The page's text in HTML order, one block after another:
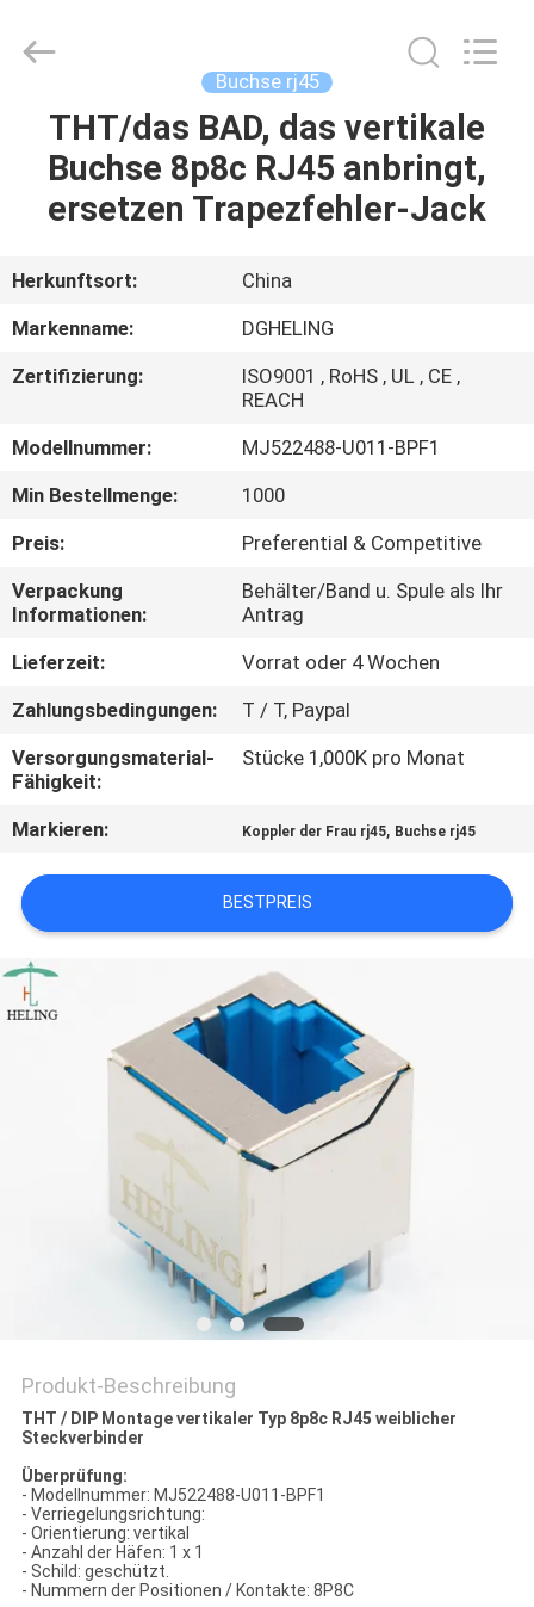
HAUS
PRODUKTE
ÜBER
UNS
FABRIK-
AUSFLUG
QUALITÄTSKONTROLLE
TRETEN
SIE
MIT
UNS
IN
VERBINDUNG
FORDERN
SIE
EIN
ZITAT
SITEMAP
Rights
Reserved.
Buchse rj45
THT/das BAD, das vertikale
Buchse 8p8c RJ45 anbringt,
ersetzen Trapezfehler-Jack
Herkunftsort:
China
Markenname:
DGHELING
Zertifizierung:
ISO9001 , RoHS , UL , CE ,
REACH
Modellnummer:
MJ522488-U011-BPF1
Min Bestellmenge:
1000
Preis:
Preferential & Competitive
Verpackung
Informationen:
Behälter/Band u. Spule als Ihr
Antrag
Lieferzeit:
Vorrat oder 4 Wochen
Zahlungsbedingungen:
T / T, Paypal
Versorgungsmaterial-
Fähigkeit:
Stücke 1,000K pro Monat
Markieren: Koppler der Frau rj45, Buchse rj45
BESTPREIS
Produkt-Beschreibung
THT / DIP Montage vertikaler Typ 8p8c RJ45 weiblicher
Steckverbinder
Überprüfung:
- Modellnummer: MJ522488-U011-BPF1
- Verriegelungsrichtung:
- Orientierung: vertikal
- Anzahl der Häfen: 1 x 1
- Schild: geschützt.
- Nummern der Positionen / Kontakte: 8P8C